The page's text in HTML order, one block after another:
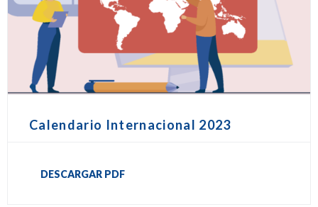
Calendario Internacional 2023
DESCARGAR PDF